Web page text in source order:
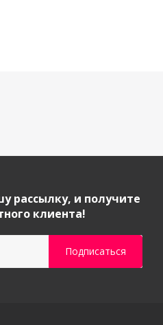
рассылку, и получите
клиента!